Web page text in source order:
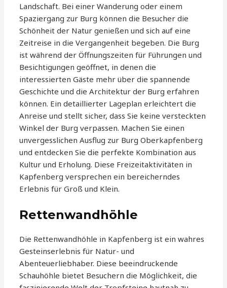
Landschaft. Bei einer Wanderung oder einem
Spaziergang zur Burg können die Besucher die
Schönheit der Natur genießen und sich auf eine
Zeitreise in die Vergangenheit begeben. Die Burg
ist während der Öffnungszeiten für Führungen und
Besichtigungen geöffnet, in denen die
interessierten Gäste mehr über die spannende
Geschichte und die Architektur der Burg erfahren
können. Ein detaillierter Lageplan erleichtert die
Anreise und stellt sicher, dass Sie keine versteckten
Winkel der Burg verpassen. Machen Sie einen
unvergesslichen Ausflug zur Burg Oberkapfenberg
und entdecken Sie die perfekte Kombination aus
Kultur und Erholung. Diese Freizeitaktivitäten in
Kapfenberg versprechen ein bereicherndes
Erlebnis für Groß und Klein.
Rettenwandhöhle
Die Rettenwandhöhle in Kapfenberg ist ein wahres
Gesteinserlebnis für Natur- und
Abenteuerliebhaber. Diese beeindruckende
Schauhöhle bietet Besuchern die Möglichkeit, die